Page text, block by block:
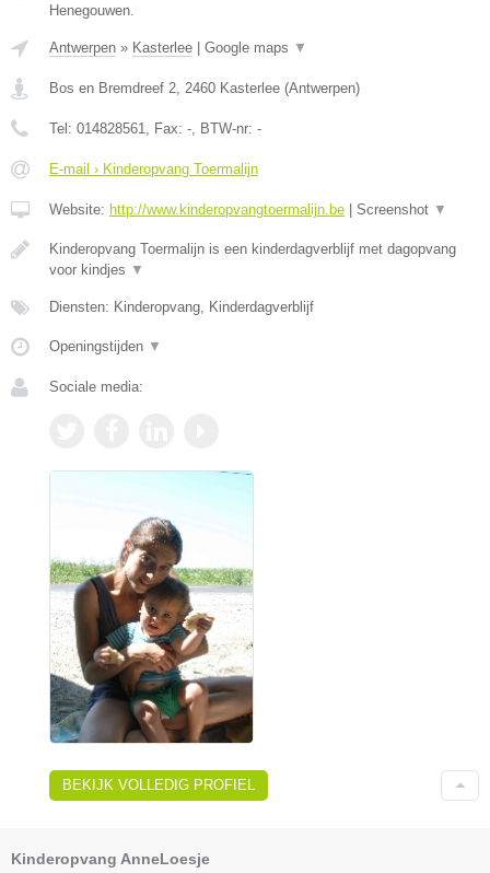
Henegouwen.
Antwerpen » Kasterlee Google maps ▼
Bos en Bremdreef 2, 2460 Kasterlee (Antwerpen)
Tel: 014828561, Fax: -, BTW-nr: -
E-mail › Kinderopvang Toermalijn
Website: http://www.kinderopvangtoermalijn.be Screenshot ▼
Kinderopvang Toermalijn is een kinderdagverblijf met dagopvang
voor kindjes ▼
Diensten: Kinderopvang, Kinderdagverblijf
Openingstijden ▼
Sociale media:
BEKIJK VOLLEDIG PROFIEL
Kinderopvang AnneLoesje